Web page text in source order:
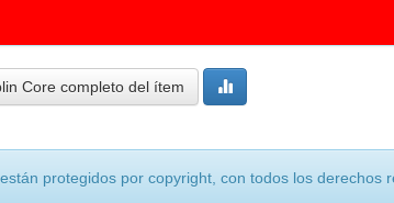
Core completo del ítem
protegidos por copyright, con todos los derechos